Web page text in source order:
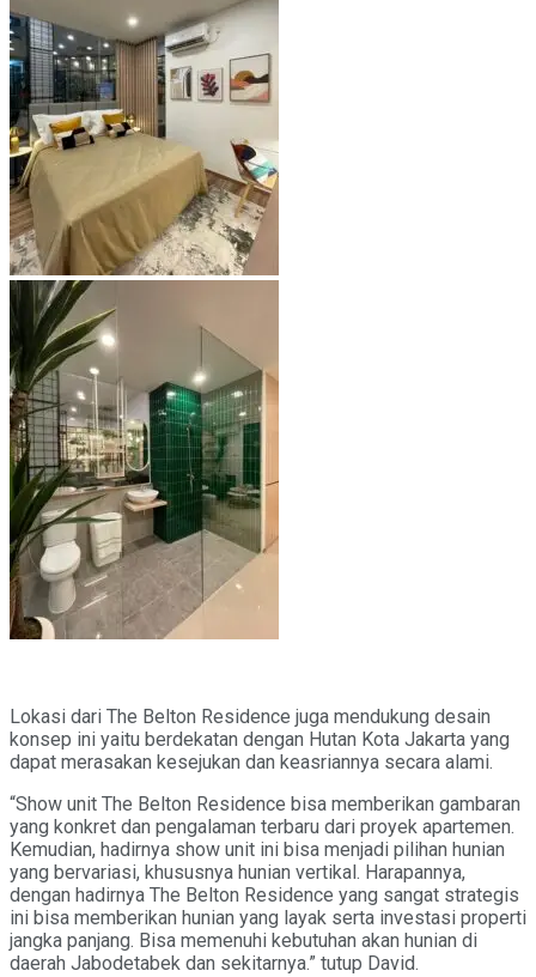
Lokasi dari The Belton Residence juga mendukung desain
konsep ini yaitu berdekatan dengan Hutan Kota Jakarta yang
dapat merasakan kesejukan dan keasriannya secara alami.
“Show unit The Belton Residence bisa memberikan gambaran
yang konkret dan pengalaman terbaru dari proyek apartemen.
Kemudian, hadirnya show unit ini bisa menjadi pilihan hunian
yang bervariasi, khususnya hunian vertikal. Harapannya,
dengan hadirnya The Belton Residence yang sangat strategis
ini bisa memberikan hunian yang layak serta investasi properti
jangka panjang. Bisa memenuhi kebutuhan akan hunian di
daerah Jabodetabek dan sekitarnya.” tutup David.